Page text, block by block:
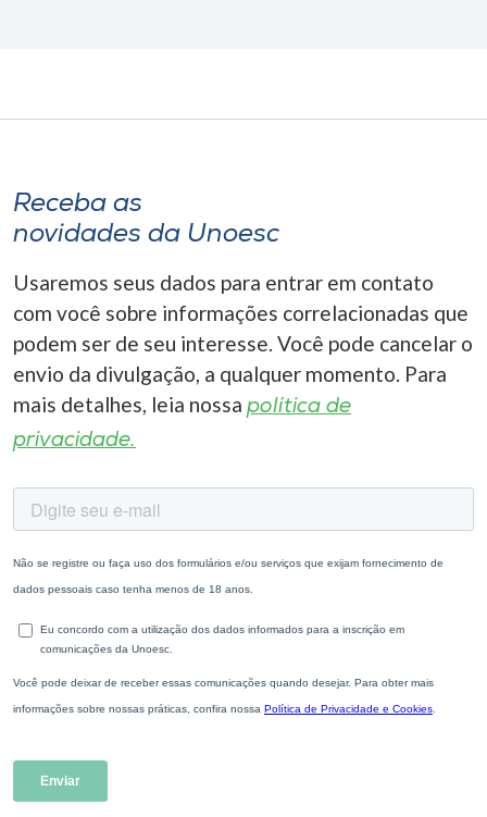
Receba as
novidades da Unoesc
Usaremos seus dados para entrar em contato
com você sobre informações correlacionadas que
podem ser de seu interesse. Você pode cancelar o
envio da divulgação, a qualquer momento. Para
mais detalhes, leia nossa política de
privacidade.